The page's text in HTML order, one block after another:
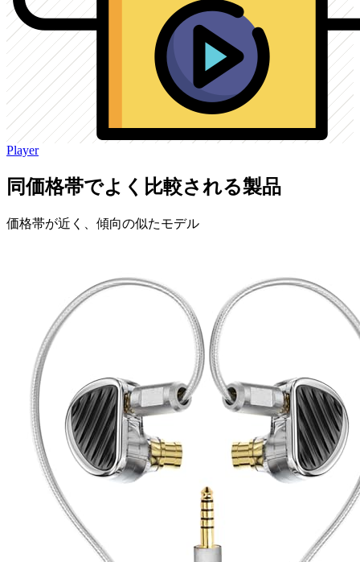
Player
同価格帯でよく比較される製品
価格帯が近く、傾向の似たモデル